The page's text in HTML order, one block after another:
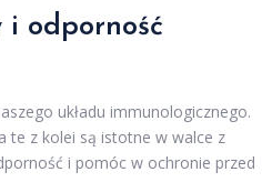
i odporność
układu immunologicznego.
te z kolei są istotne w walce z
i pomóc w ochronie przed